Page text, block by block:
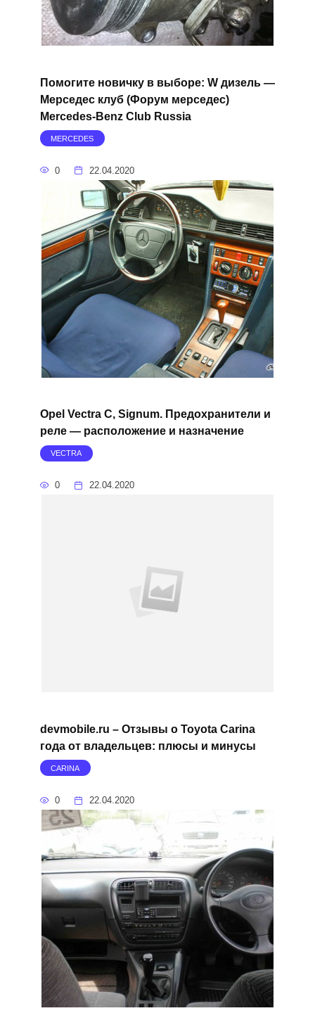
Помогите новичку в выборе: W дизель —
Мерседес клуб (Форум мерседес)
Mercedes-Benz Club Russia
MERCEDES
0 22.04.2020
Opel Vectra C, Signum. Предохранители и
реле — расположение и назначение
VECTRA
0 22.04.2020
devmobile.ru – Отзывы о Toyota Carina
года от владельцев: плюсы и минусы
CARINA
0 22.04.2020